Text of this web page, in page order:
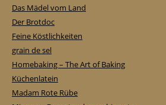
Das Mädel vom Land
Der Brotdoc
Feine Köstlichkeiten
grain de sel
Homebaking – The Art of Baking
Küchenlatein
Madam Rote Rübe